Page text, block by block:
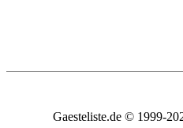
Gaesteliste.de © 1999-